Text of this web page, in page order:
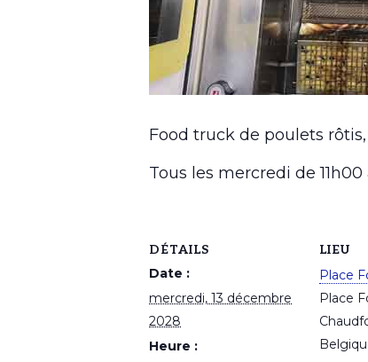
Food truck de poulets
Tous les mercredi de
DÉTAILS
Date :
mercredi, 13 décembre
2028
Heure :
LIEU
Place
Place